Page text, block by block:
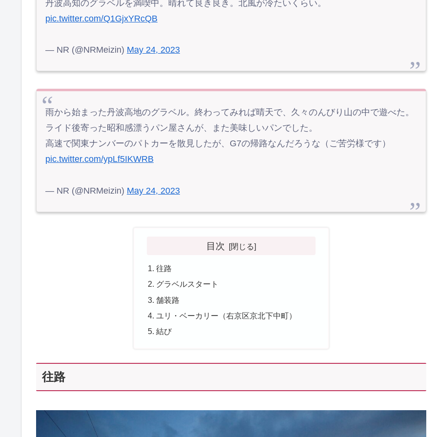
丹波高知のグラベルを満喫中。晴れて良き良き。北風が冷たいくらい。
pic.twitter.com/Q1GjxYRcQB
— NR (@NRMeizin) May 24, 2023
雨から始まった丹波高地のグラベル。終わってみれば晴天で、久々のんびり山の中で遊べた。
ライド後寄った昭和感漂うパン屋さんが、また美味しいパンでした。
高速で関東ナンバーのパトカーを散見したが、G7の帰路なんだろうな（ご苦労様です）
pic.twitter.com/ypLf5IKWRB
— NR (@NRMeizin) May 24, 2023
目次
往路
グラベルスタート
舗装路
ユリ・ベーカリー（右京区京北下中町）
結び
往路